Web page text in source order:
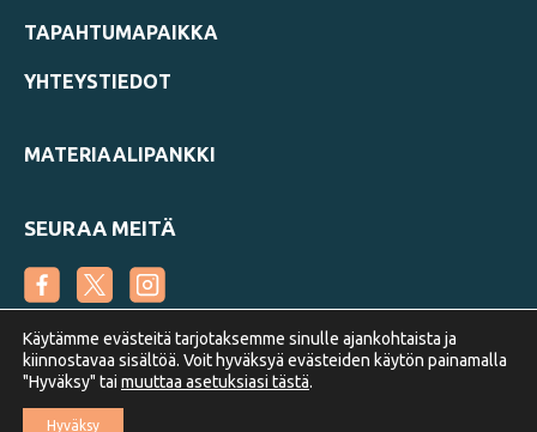
TAPAHTUMAPAIKKA
YHTEYSTIEDOT
MATERIAALIPANKKI
SEURAA MEITÄ
Suomen Metsäyhdistys
Käytämme evästeitä tarjotaksemme sinulle ajankohtaista ja
kiinnostavaa sisältöä. Voit hyväksyä evästeiden käytön painamalla
"Hyväksy" tai muuttaa asetuksiasi tästä.
Hyväksy